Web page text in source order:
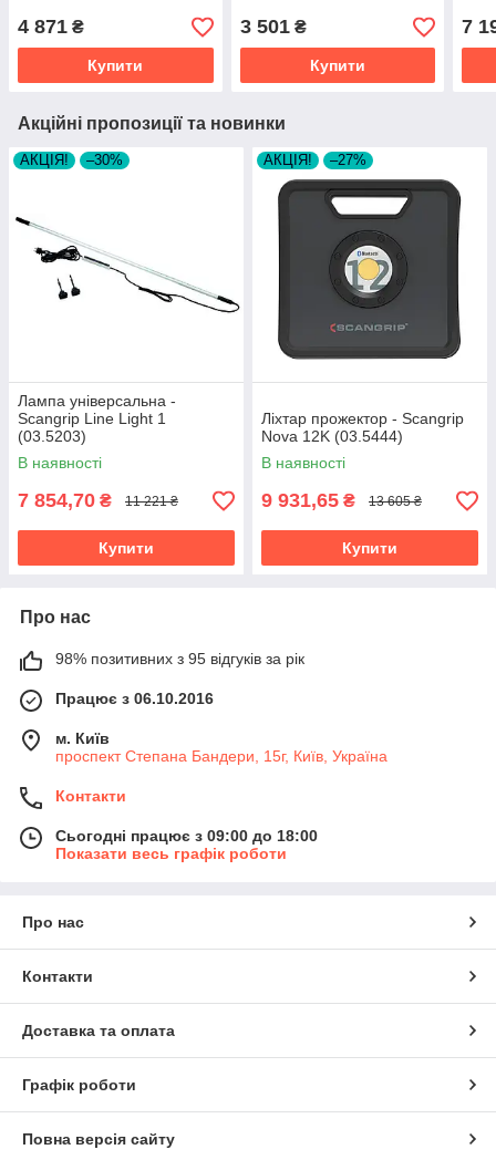
4 871 ₴
Купити
3 501₴
Купити
7
Акційні пропозиції та новинки
АКЦІЯ! –30%
Лампа універсальна -
Scangrip Line Light 1
(03.5203)
В наявності
7 854,70 ₴ 11 221 ₴
Купити
АКЦІЯ! –27%
Ліхтар прожектор - Scangrip
Nova 12K (03.5444)
В наявності
9 931,65 ₴ 13 605 ₴
Купити
Про нас
98% позитивних з 95 відгуків за рік
Працює з 06.10.2016
м. Київ
проспект Степана Бандери, 15г, Київ, Україна
Контакти
Сьогодні працює з 09:00 до 18:00
Показати весь графік роботи
Про нас
Контакти
Доставка та оплата
Графік роботи
Повна версія сайту